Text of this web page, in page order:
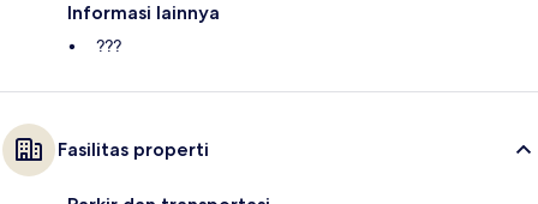
Informasi lainnya
???
Fasilitas properti